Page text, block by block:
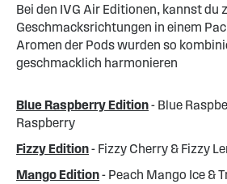
Bei den IVG Air Editionen, kannst du
Geschmacksrichtungen in einem
Aromen der Pods wurden so
geschmacklich harmonieren
Blue Raspberry Edition- Blue
Raspberry
Fizzy Edition- Fizzy Cherry & Fizzy
Mango Edition- Peach Mango Ice &